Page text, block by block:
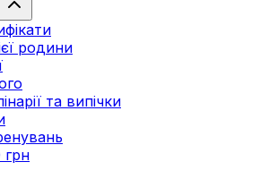
родини
та випічки